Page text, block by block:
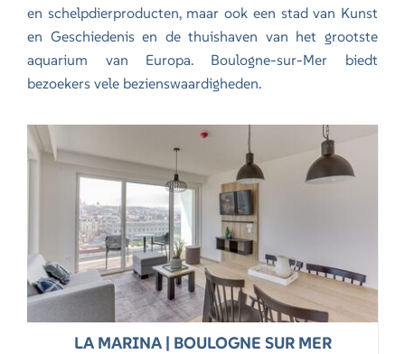
en schelpdierproducten, maar ook een stad van Kunst
en Geschiedenis en de thuishaven van het grootste
aquarium van Europa. Boulogne-sur-Mer biedt
bezoekers vele bezienswaardigheden.
LA MARINA | BOULOGNE SUR MER